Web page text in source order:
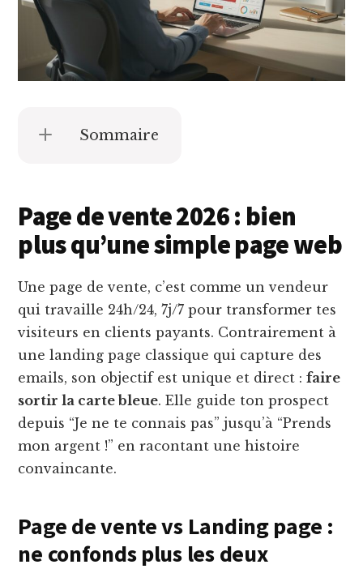
Sommaire
Page de vente 2026 : bien
plus qu’une simple page web
Une page de vente, c’est comme un vendeur
qui travaille 24h/24, 7j/7 pour transformer tes
visiteurs en clients payants. Contrairement à
une landing page classique qui capture des
emails, son objectif est unique et direct :faire
sortir la carte bleue. Elle guide ton prospect
depuis “Je ne te connais pas” jusqu’à “Prends
mon argent !” en racontant une histoire
convaincante.
Page de vente vs Landing page :
ne confonds plus les deux